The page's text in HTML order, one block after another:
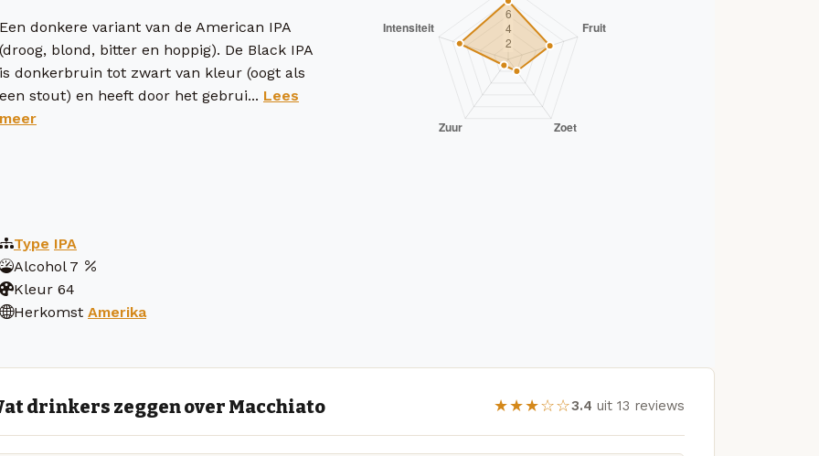
Een donkere variant van de American IPA
(droog, blond, bitter en hoppig). De Black IPA
is donkerbruin tot zwart van kleur (oogt als
een stout) en heeft door het gebrui... Lees
meer
Type IPA
Alcohol 7
Kleur 64
Herkomst Amerika
drinkers zeggen over Macchiato ★★★☆☆3.4 uit 13 reviews